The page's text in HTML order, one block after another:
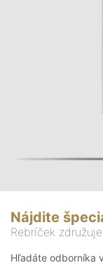
Nájdite
Rebríček
Hľadáte odborníka